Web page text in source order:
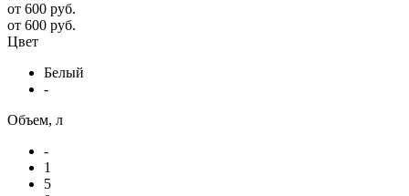
от 600 руб.
от 600 руб.
Цвет
Белый
-
Объем, л
-
1
5